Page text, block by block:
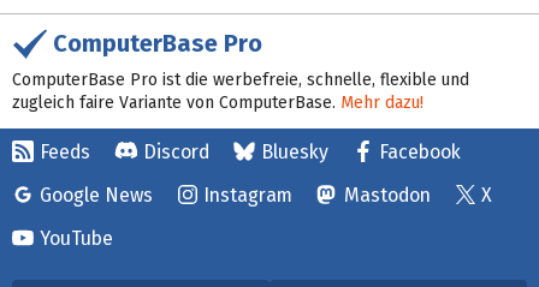
ComputerBase Pro
ComputerBase Pro ist die werbefreie, schnelle, flexible und
zugleich faire Variante von ComputerBase. Mehr dazu!
Feeds Discord Bluesky
Facebook
Google News
Instagram Mastodon
X
YouTube